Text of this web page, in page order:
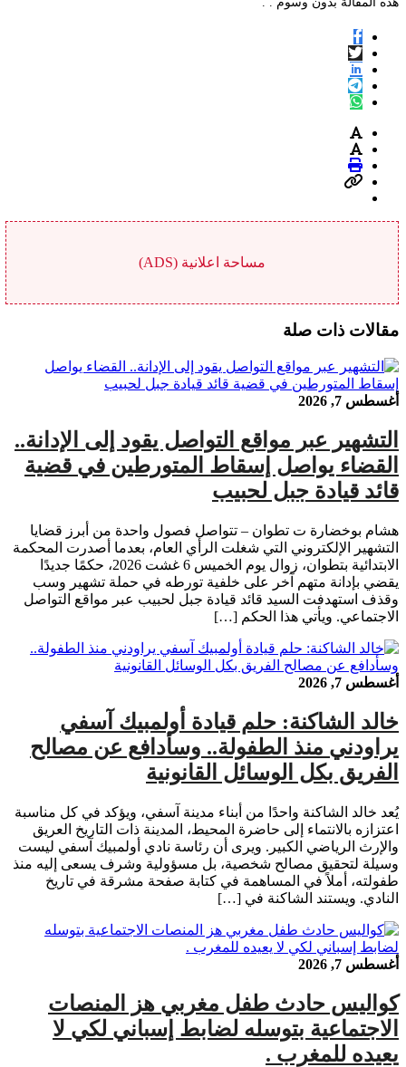
مساحة اعلانية (ADS)
مقالات ذات صلة
أغسطس 7, 2026
التشهير عبر مواقع التواصل يقود إلى الإدانة..
القضاء يواصل إسقاط المتورطين في قضية
قائد قيادة جبل لحبيب
هشام بوخضارة ت تطوان – تتواصل فصول واحدة من أبرز قضايا
التشهير الإلكتروني التي شغلت الرأي العام، بعدما أصدرت المحكمة
الابتدائية بتطوان، زوال يوم الخميس 6 غشت 2026، حكمًا جديدًا
يقضي بإدانة متهم آخر على خلفية تورطه في حملة تشهير وسب
وقذف استهدفت السيد قائد قيادة جبل لحبيب عبر مواقع التواصل
الاجتماعي. ويأتي هذا الحكم […]
أغسطس 7, 2026
خالد الشاكنة: حلم قيادة أولمبيك آسفي
يراودني منذ الطفولة.. وسأدافع عن مصالح
الفريق بكل الوسائل القانونية
يُعد خالد الشاكنة واحدًا من أبناء مدينة آسفي، ويؤكد في كل مناسبة
اعتزازه بالانتماء إلى حاضرة المحيط، المدينة ذات التاريخ العريق
والإرث الرياضي الكبير. ويرى أن رئاسة نادي أولمبيك آسفي ليست
وسيلة لتحقيق مصالح شخصية، بل مسؤولية وشرف يسعى إليه منذ
طفولته، أملاً في المساهمة في كتابة صفحة مشرقة في تاريخ
النادي. ويستند الشاكنة في […]
أغسطس 7, 2026
كواليس حادث طفل مغربي هز المنصات
الاجتماعية بتوسله لضابط إسباني لكي لا
يعيده للمغرب .